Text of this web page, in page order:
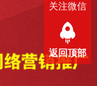
关注微信
返回顶部